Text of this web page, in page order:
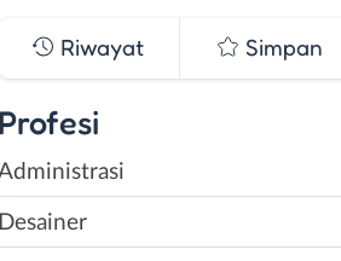
Riwayat Simpan
Profesi
Desainer